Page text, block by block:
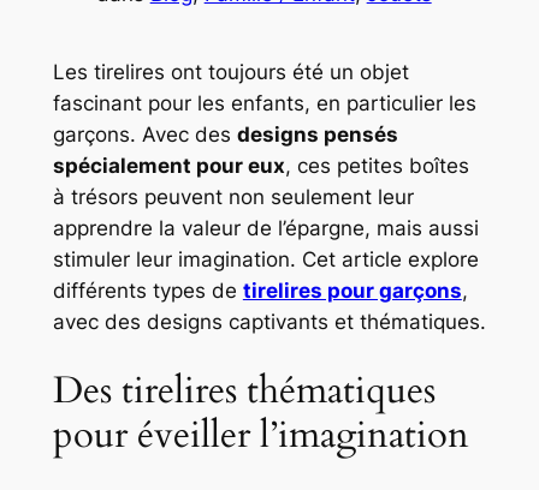
Les tirelires ont toujours été un objet
fascinant pour les enfants, en particulier les
garçons. Avec des designs pensés
spécialement pour eux, ces petites boîtes
à trésors peuvent non seulement leur
apprendre la valeur de l’épargne, mais aussi
stimuler leur imagination. Cet article explore
différents types de tirelires pour garçons,
avec des designs captivants et thématiques.
Des tirelires thématiques
pour éveiller l’imagination